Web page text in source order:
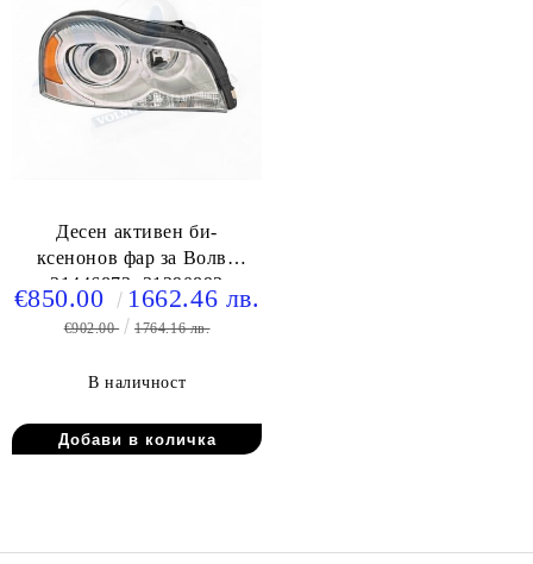
Десен активен би-
ксенонов фар за Волво
31446873, 31290893
€850.00 1662.46 лв.
€902.00 1764.16 лв.
В наличност